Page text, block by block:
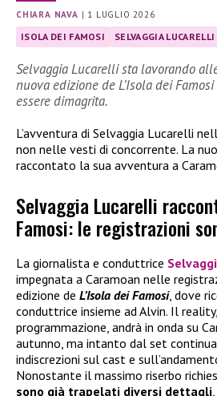
CHIARA NAVA | 1 LUGLIO 2026
ISOLA DEI FAMOSI SELVAGGIA LUCARELLI
Selvaggia Lucarelli sta lavorando
nuova edizione de L’Isola dei
essere dimagrita.
L’avventura di Selvaggia Lucarelli
non nelle vesti di concorrente. La
raccontato la sua avventura a
Selvaggia Lucarelli
Famosi: le registrazioni
La giornalista e conduttrice
impegnata a Caramoan nelle
edizione de L’Isola dei Famosi, dove
conduttrice insieme ad Alvin. Il
programmazione, andrà in onda su
autunno, ma intanto dal set
indiscrezioni sul cast e
Nonostante il massimo riserbo
sono già trapelati diversi dettagli